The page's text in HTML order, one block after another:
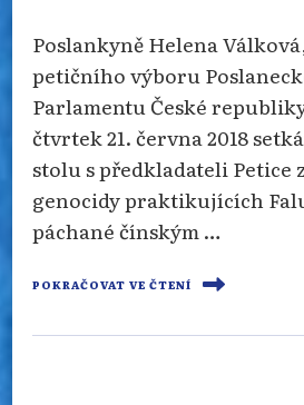
Poslankyně Helena
petičního výboru
Parlamentu České
čtvrtek 21. června 2018
stolu s předkladateli Petice
genocidy praktikujících
páchané čínským …
POKRAČOVAT VE ČTENÍ